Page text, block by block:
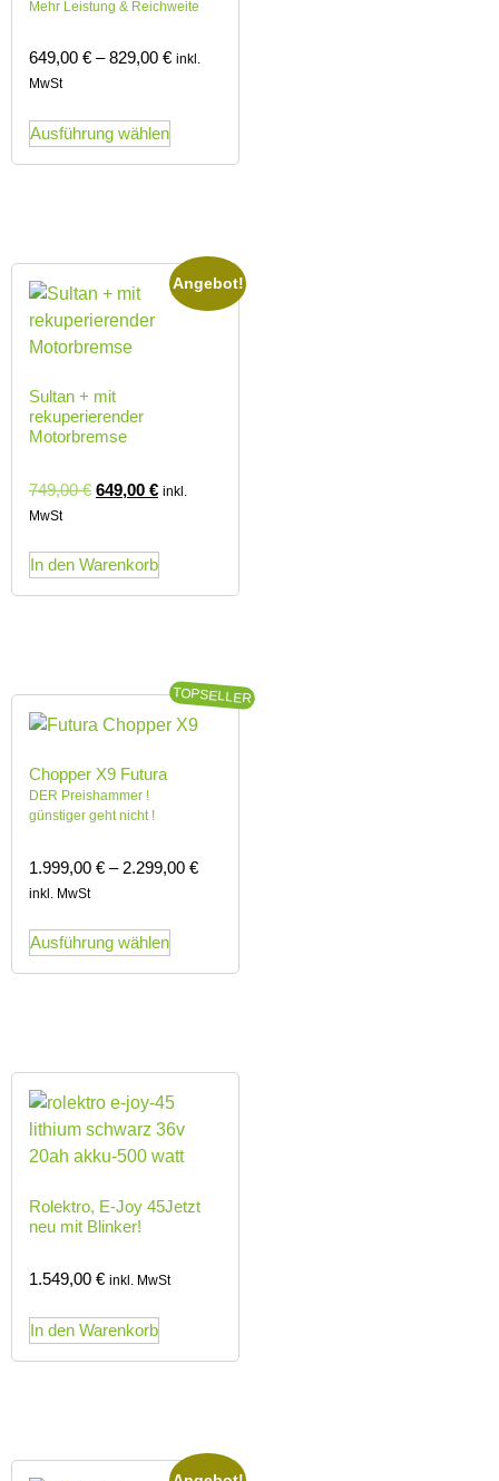
Mehr Leistung & Reichweite
649,00 € –829,00 € inkl.
MwSt
Ausführung wählen
Angebot!
Sultan + mit
rekuperierender
Motorbremse
749,00€ 649,00 € inkl.
MwSt
In den Warenkorb
Chopper X9 Futura
DER Preishammer !
günstiger geht nicht !
TOPSELLER
1.999,00 € – 2.299,00 €
inkl. MwSt
Ausführung wählen
Rolektro, E-Joy 45Jetzt
neu mit Blinker!
1.549,00 € inkl. MwSt
In den Warenkorb